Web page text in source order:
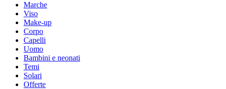
Marche
Viso
Make-up
Corpo
Capelli
Uomo
Bambini e neonati
Temi
Solari
Offerte